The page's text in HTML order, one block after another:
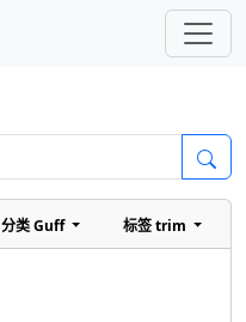
分类Guff 标签trim